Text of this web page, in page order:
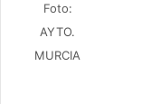
Foto:
AYTO.
MURCIA